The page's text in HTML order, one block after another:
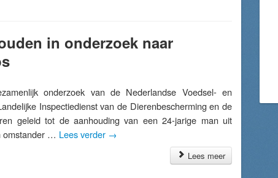
in onderzoek naar
onderzoek van de Nederlandse Voedsel- en
Inspectiedienst van de Dierenbescherming en de
geleid tot de aanhouding van een 24-jarige man uit
omstander … Lees verder →
Lees meer